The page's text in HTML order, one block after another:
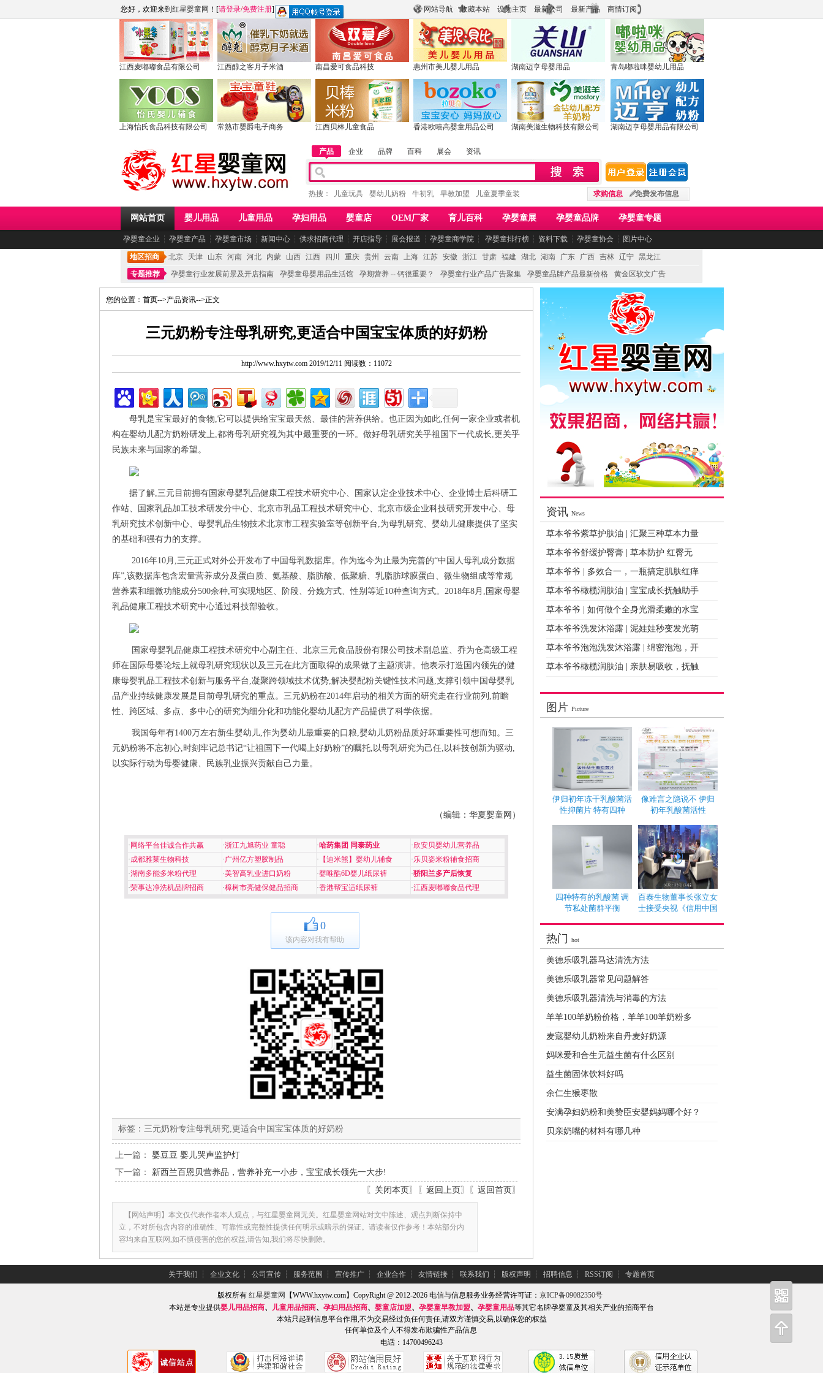
网站导航 收藏本站 设为主页 最新公司 最新产品 商情订阅
您好，欢迎来到 红星婴童网 ！[请登录/免费注册]
江西麦嘟嘟食品有限公司 江西醇之客月子米酒 南昌爱可食品科技 惠州市美儿婴儿用品 湖南迈亨母婴用品 青岛嘟啦咪婴幼儿用品
上海怡氏食品科技有限公司 常熟市婴爵电子商务 江西贝棒儿童食品 香港欧嘻高婴童用品公司 湖南美滋生物科技有限公司 湖南迈亨母婴用品有限公司
产品 企业 品牌 百科 展会 资讯
求购信息 免费发布信息
热搜： 儿童玩具 婴幼儿奶粉 牛初乳 早教加盟 儿童夏季童装
网站首页 婴儿用品 儿童用品 孕妇用品 婴童店 OEM厂家 育儿百科 孕婴童展 孕婴童品牌 孕婴童专题
孕婴童企业 ┆ 孕婴童产品 ┆ 孕婴童市场 ┆ 新闻中心 ┆ 供求招商代理 ┆ 开店指导 ┆ 展会报道 ┆ 孕婴童商学院 ┆ 孕婴童排行榜 ┆ 资料下载 ┆ 孕婴童协会 ┆ 图片中心
地区招商 北京 天津 山东 河南 河北 内蒙 山西 江西 四川 重庆 贵州 云南 上海 江苏 安徽 浙江 甘肃 福建 湖北 湖南 广东 广西 吉林 辽宁 黑龙江
专题推荐
孕婴童行业发展前景及开店指南 孕婴童母婴用品生活馆 孕期营养 -- 钙很重要？ 孕婴童行业产品广告聚集 孕婴童品牌产品最新价格 黄金区软文广告
您的位置： 首页-->产品资讯-->正文
三元奶粉专注母乳研究,更适合中国宝宝体质的好奶粉
http://www.hxytw.com 2019/12/11 阅读数：11072
母乳是宝宝最好的食物,它可以提供给宝宝最天然、最佳的营养供给。也正因为如此,任何一家企业或者机
构在婴幼儿配方奶粉研发上,都将母乳研究视为其中最重要的一环。做好母乳研究关乎祖国下一代成长,更关乎
民族未来与国家的希望。
据了解,三元目前拥有国家母婴乳品健康工程技术研究中心、国家认定企业技术中心、企业博士后科研工
作站、国家乳品加工技术研发分中心、北京市乳品工程技术研究中心、北京市级企业科技研究开发中心、母
乳研究技术创新中心、母婴乳品生物技术北京市工程实验室等创新平台,为母乳研究、婴幼儿健康提供了坚实
的基础和强有力的支撑。
2016年10月,三元正式对外公开发布了中国母乳数据库。作为迄今为止最为完善的“中国人母乳成分数据
库”,该数据库包含宏量营养成分及蛋白质、氨基酸、脂肪酸、低聚糖、乳脂肪球膜蛋白、微生物组成等常规
营养素和细微功能成分500余种,可实现地区、阶段、分娩方式、性别等近10种查询方式。2018年8月,国家母婴
乳品健康工程技术研究中心通过科技部验收。
国家母婴乳品健康工程技术研究中心副主任、北京三元食品股份有限公司技术副总监、乔为仓高级工程
师在国际母婴论坛上就母乳研究现状以及三元在此方面取得的成果做了主题演讲。他表示打造国内领先的健
康母婴乳品工程技术创新与服务平台,凝聚跨领域技术优势,解决婴配粉关键性技术问题,支撑引领中国母婴乳
品产业持续健康发展是目前母乳研究的重点。三元奶粉在2014年启动的相关方面的研究走在行业前列,前瞻
性、跨区域、多点、多中心的研究为细分化和功能化婴幼儿配方产品提供了科学依据。
我国每年有1400万左右新生婴幼儿,作为婴幼儿最重要的口粮,婴幼儿奶粉品质好坏重要性可想而知。三
元奶粉将不忘初心,时刻牢记总书记“让祖国下一代喝上好奶粉”的嘱托,以母乳研究为己任,以科技创新为驱动,
以实际行动为母婴健康、民族乳业振兴贡献自己力量。
（编辑：华夏婴童网）
· 网络平台佳诚合作共赢 ·浙江九旭药业 童聪 ·哈药集团 同泰药业 ·欣安贝婴幼儿营养品
·成都雅莱生物科技 ·广州亿方塑胶制品 · 【迪米熊】婴幼儿辅食 ·乐贝姿米粉辅食招商
·湖南多能多米粉代理 ·美智高乳业进口奶粉 ·婴唯酷6D婴儿纸尿裤 ·骄阳兰多产后恢复
·荣事达净洗机品牌招商 ·樟树市亮健保健品招商 ·香港帮宝适纸尿裤 ·江西麦嘟嘟食品代理
0
该内容对我有帮助
标签： 三元奶粉专注母乳研究,更适合中国宝宝体质的好奶粉
上一篇： 婴豆豆 婴儿哭声监护灯
下一篇： 新西兰百恩贝营养品，营养补充一小步，宝宝成长领先一大步!
〖 关闭本页〗〖 返回上页〗〖 返回首页〗
【网站声明】本文仅代表作者本人观点，与红星婴童网无关。红星婴童网站对文中陈述、观点判断保持中
立，不对所包含内容的准确性、可靠性或完整性提供任何明示或暗示的保证。请读者仅作参考！本站部分内
容均来自互联网,如不慎侵害的您的权益,请告知,我们将尽快删除。
资讯 News
草本爷爷紫草护肤油 | 汇聚三种草本力量
草本爷爷舒缓护臀膏 | 草本防护 红臀无
草本爷爷 | 多效合一，一瓶搞定肌肤红痒
草本爷爷橄榄润肤油 | 宝宝成长抚触助手
草本爷爷 | 如何做个全身光滑柔嫩的水宝
草本爷爷洗发沐浴露 | 泥娃娃秒变发光萌
草本爷爷泡泡洗发沐浴露 | 绵密泡泡，开
草本爷爷橄榄润肤油 | 亲肤易吸收，抚触
图片 Picture
伊归初年冻干乳酸菌活
性抑菌片 特有四种
像难言之隐说不 伊归
初年乳酸菌活性
四种特有的乳酸菌 调
节私处菌群平衡
百泰生物董事长张立女
士接受央视《信用中国
热门 hot
美德乐吸乳器马达清洗方法
美德乐吸乳器常见问题解答
美德乐吸乳器清洗与消毒的方法
羊羊100羊奶粉价格，羊羊100羊奶粉多
麦寇婴幼儿奶粉来自丹麦好奶源
妈咪爱和合生元益生菌有什么区别
益生菌固体饮料好吗
余仁生猴枣散
安满孕妇奶粉和美赞臣安婴妈妈哪个好？
贝亲奶嘴的材料有哪几种
关于我们 ┆ 企业文化 ┆ 公司宣传 ┆ 服务范围 ┆ 宣传推广 ┆ 企业合作 ┆ 友情链接 ┆ 联系我们 ┆ 版权声明 ┆ 招聘信息 ┆ RSS订阅 ┆ 专题首页
版权所有 红星婴童网 【WWW.hxytw.com】CopyRight @ 2012-2026 电信与信息服务业务经营许可证： 京ICP备09082350号
本站是专业提供婴儿用品招商、 儿童用品招商、 孕妇用品招商、 婴童店加盟、 孕婴童早教加盟、 孕婴童用品等其它名牌孕婴童及其相关产业的招商平台
本站只起到信息平台作用,不为交易经过负任何责任,请双方谨慎交易,以确保您的权益
任何单位及个人不得发布欺骗性产品信息
电话：14700496243